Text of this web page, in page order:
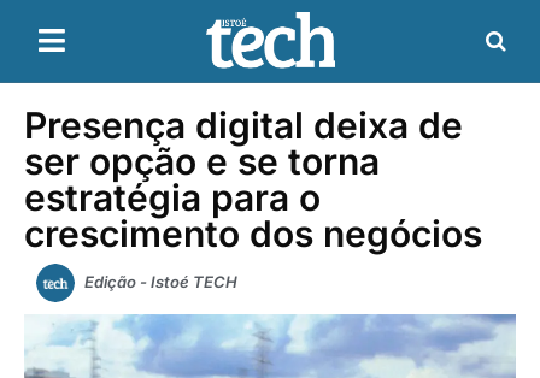
Presença digital deixa de
ser opção e se torna
estratégia para o
crescimento dos negócios
Edição - Istoé TECH